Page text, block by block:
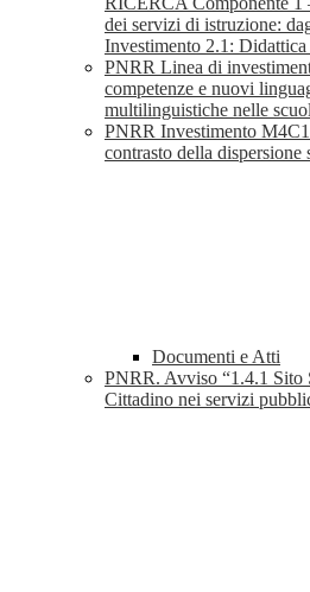
dei servizi di istruzione:
Investimento 2.1:
PNRR Linea di
competenze e nuovi
multilinguistiche nelle
PNRR Investimento
contrasto della dispersione
Documenti e Atti
PNRR. Avviso “1.4.1 Sito
Cittadino nei servizi